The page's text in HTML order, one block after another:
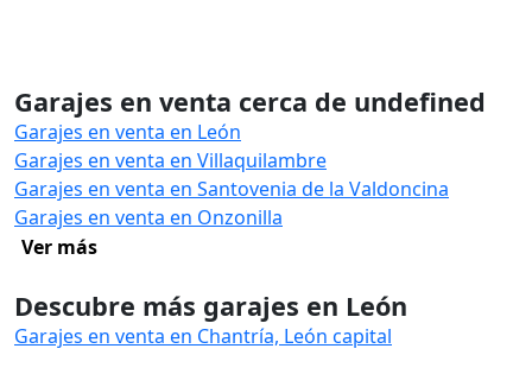
Garajes en venta cerca de undefined
Garajes en venta en León
Garajes en venta en Villaquilambre
Garajes en venta en Santovenia de la Valdoncina
Garajes en venta en Onzonilla
Ver más
Descubre más garajes en León
Garajes en venta en Chantría, León capital